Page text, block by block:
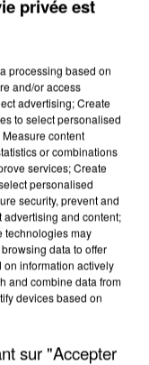
privée est
processing based on
and/or access
advertising; Create
to select personalised
content
or combinations
services; Create
personalised
security, prevent and
advertising and content;
technologies may
data to offer
information actively
and combine data from
devices based on
sur "Accepter